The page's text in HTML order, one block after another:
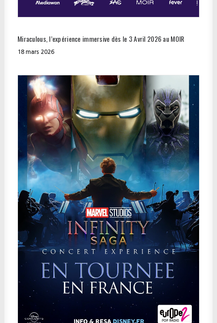
Miraculous, l’expérience immersive dès le 3 Avril 2026 au MOIR
18 mars 2026